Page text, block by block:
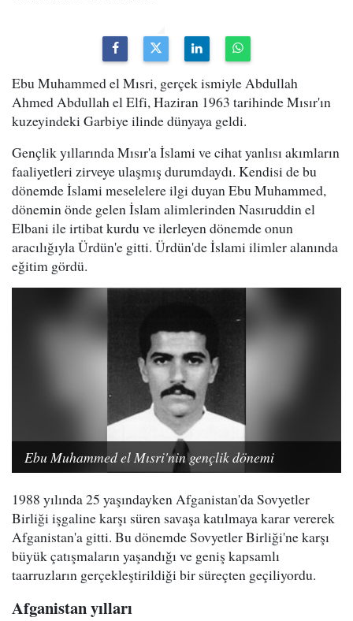
Ebu Muhammed el Mısri, gerçek ismiyle Abdullah
Ahmed Abdullah el Elfi, Haziran 1963 tarihinde Mısır'ın
kuzeyindeki Garbiye ilinde dünyaya geldi.
Gençlik yıllarında Mısır'a İslami ve cihat yanlısı akımların
faaliyetleri zirveye ulaşmış durumdaydı. Kendisi de bu
dönemde İslami meselelere ilgi duyan Ebu Muhammed,
dönemin önde gelen İslam alimlerinden Nasıruddin el
Elbani ile irtibat kurdu ve ilerleyen dönemde onun
aracılığıyla Ürdün'e gitti. Ürdün'de İslami ilimler alanında
eğitim gördü.
Ebu Muhammed el Mısri'nin gençlik dönemi
1988 yılında 25 yaşındayken Afganistan'da Sovyetler
Birliği işgaline karşı süren savaşa katılmaya karar vererek
Afganistan'a gitti. Bu dönemde Sovyetler Birliği'ne karşı
büyük çatışmaların yaşandığı ve geniş kapsamlı
taarruzların gerçekleştirildiği bir süreçten geçiliyordu.
Afganistan yılları